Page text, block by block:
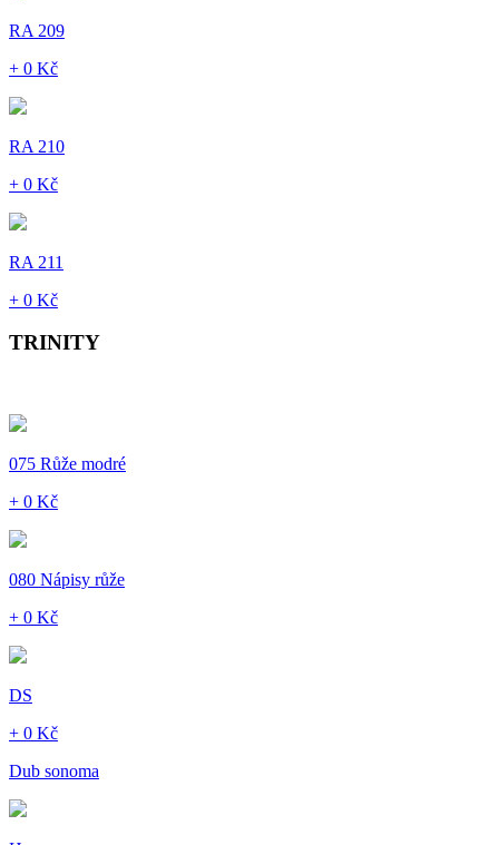
RA 209
+ 0 Kč
RA 210
+ 0 Kč
RA 211
+ 0 Kč
TRINITY
075 Růže modré
+ 0 Kč
080 Nápisy růže
+ 0 Kč
DS
+ 0 Kč
Dub sonoma